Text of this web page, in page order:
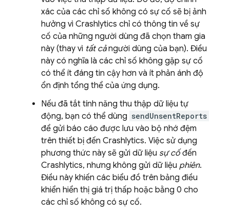
xác của các chỉ số không có sự cố sẽ bị ảnh
hưởng vì Crashlytics chỉ có thông tin về sự
cố của những người dùng đã chọn tham gia
này (thay vì tất cảngười dùng của bạn). Điều
này có nghĩa là các chỉ số không gặp sự cố
có thể ít đáng tin cậy hơn và ít phản ánh độ
ổn định tổng thể của ứng dụng.
Nếu đã tắt tính năng thu thập dữ liệu tự
động, bạn có thể dùng sendUnsentReports
để gửi báo cáo được lưu vào bộ nhớ đệm
trên thiết bị đến Crashlytics. Việc sử dụng
phương thức này sẽ gửi dữ liệu sự cố đến
Crashlytics, nhưng không gửi dữ liệu phiên.
Điều này khiến các biểu đồ trên bảng điều
khiển hiển thị giá trị thấp hoặc bằng 0 cho
các chỉ số không có sự cố.